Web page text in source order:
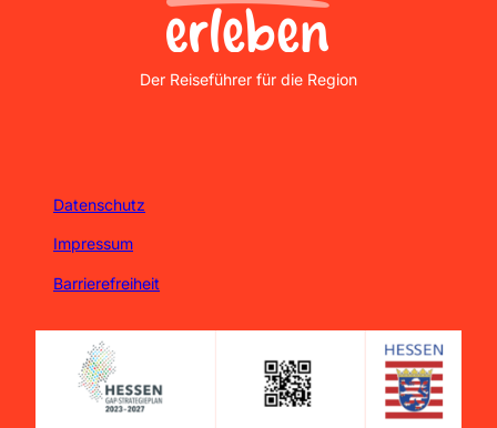
Nordhessen Erleben
Der Reiseführer für die Region
Datenschutz
Impressum
Barrierefreiheit